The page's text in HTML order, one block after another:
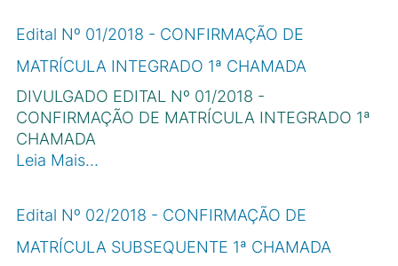
Edital Nº 01/2018 - CONFIRMAÇÃO DE
MATRÍCULA INTEGRADO 1ª CHAMADA
DIVULGADO EDITAL Nº 01/2018 -
CONFIRMAÇÃO DE MATRÍCULA INTEGRADO 1ª
CHAMADA
Leia Mais…
Edital Nº 02/2018 - CONFIRMAÇÃO DE
MATRÍCULA SUBSEQUENTE 1ª CHAMADA